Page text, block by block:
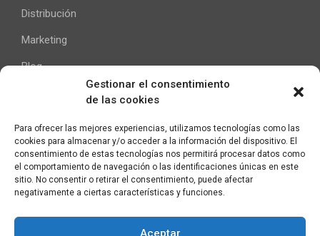
Gestionar el consentimiento
de las cookies
Para ofrecer las mejores experiencias, utilizamos tecnologías como las
cookies para almacenar y/o acceder a la información del dispositivo. El
consentimiento de estas tecnologías nos permitirá procesar datos como
el comportamiento de navegación o las identificaciones únicas en este
sitio. No consentir o retirar el consentimiento, puede afectar
negativamente a ciertas características y funciones.
Aceptar
Distribución
Marketing
Blog
Ayuda
Contacto
Aviso Legal